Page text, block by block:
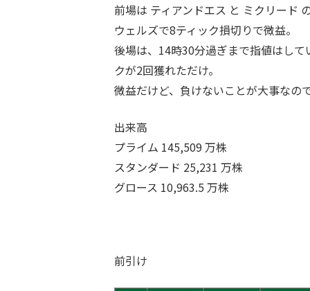
前場は ティアンドエス と ミクリード
ウェルズで8ティック損切りで微益。
後場は、14時30分過ぎまで指値はし
クが2回獲れただけ。
微益だけど、負けないことが大事なの
出来高
プライム 145,509 万株
スタンダード 25,231 万株
グロース 10,963.5 万株
前引け